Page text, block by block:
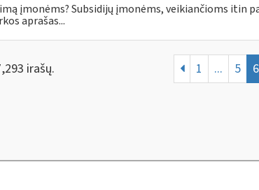
įmonėms? Subsidijų įmonėms, veikiančioms itin
aprašas...
irašų. 1 ... 5 6